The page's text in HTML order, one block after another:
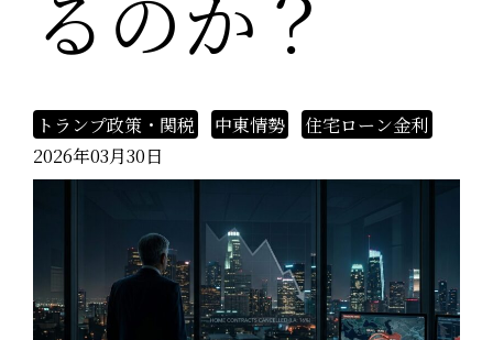
トランプ政策・関税 中東情勢
住宅ローン金利
2026年03月30日